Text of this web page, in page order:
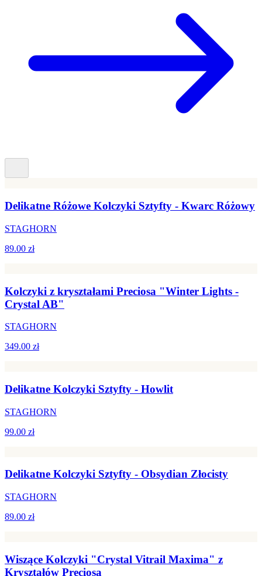
Delikatne Różowe Kolczyki Sztyfty - Kwarc Różowy
STAGHORN
89.00 zł
Kolczyki z kryształami Preciosa "Winter Lights -
Crystal AB"
STAGHORN
349.00 zł
Delikatne Kolczyki Sztyfty - Howlit
STAGHORN
99.00 zł
Delikatne Kolczyki Sztyfty - Obsydian Złocisty
STAGHORN
89.00 zł
Wiszące Kolczyki "Crystal Vitrail Maxima" z
Kryształów Preciosa